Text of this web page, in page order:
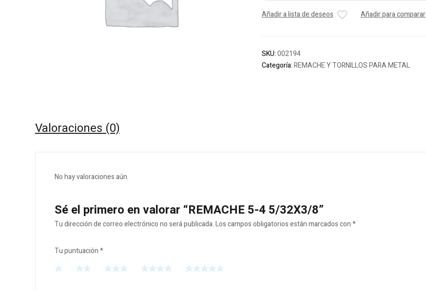
Añadir a lista de deseos Añadir para comparar
SKU:002194
Categoría:REMACHE Y TORNILLOS PARA METAL
Valoraciones (0)
No hay valoraciones aún.
Sé el primero en valorar “REMACHE 5-4 5/32X3/8”
Tu dirección de correo electrónico no será publicada.Los campos obligatorios están marcados con*
Tu puntuación*